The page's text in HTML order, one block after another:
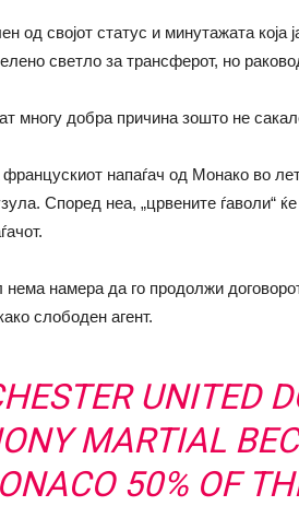
од својот статус и минутажата
светло за трансферот, но
многу добра причина зошто не
напаѓач од Монако во
Според неа, „црвените ѓаволи“
намера да го продолжи
слободен агент.
UNITED
MARTIAL
50% OF